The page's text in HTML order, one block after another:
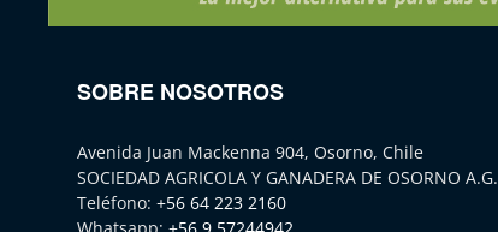
SOBRE NOSOTROS
Avenida Juan Mackenna 904, Osorno, Chile
SOCIEDAD AGRICOLA Y GANADERA DE OSORNO A.G.
Teléfono: +56 64 223 2160